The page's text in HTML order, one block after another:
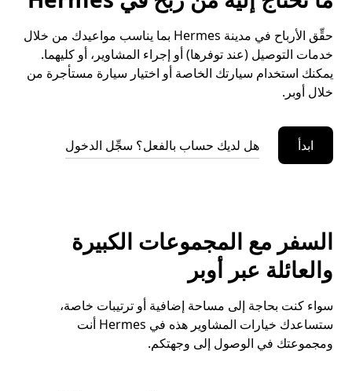
حقِّق الأرباح في مدينة Hermes بما يناسب مواعيدك من خلال
خدمات التوصيل (عند توفرها) أو إجراء المشاوير، أو كليهما.
يمكنك استخدام سيارتك الخاصة أو اختيار سيارة مستأجرة من
خلال أوبر.
ابدأ هل لديك حساب بالفعل؟ سجِّل الدخول
السفر مع المجموعات الكبيرة
والعائلة عبر أوبر
سواء كنت بحاجة إلى مساحة إضافية أو ترتيبات خاصة،
ستساعدك خيارات المشاوير هذه في Hermes أنت
ومجموعتك في الوصول إلى وجهتكم.